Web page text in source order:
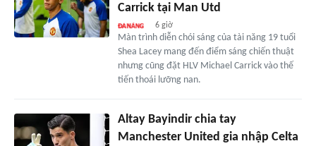
Carrick tại Man Utd
6 giờ
Màn trình diễn chói sáng của tài năng 19 tuổi
Shea Lacey mang đến điểm sáng chiến thuật
nhưng cũng đặt HLV Michael Carrick vào thế
tiến thoái lưỡng nan.
Altay Bayindir chia tay
Manchester United gia nhập Celta